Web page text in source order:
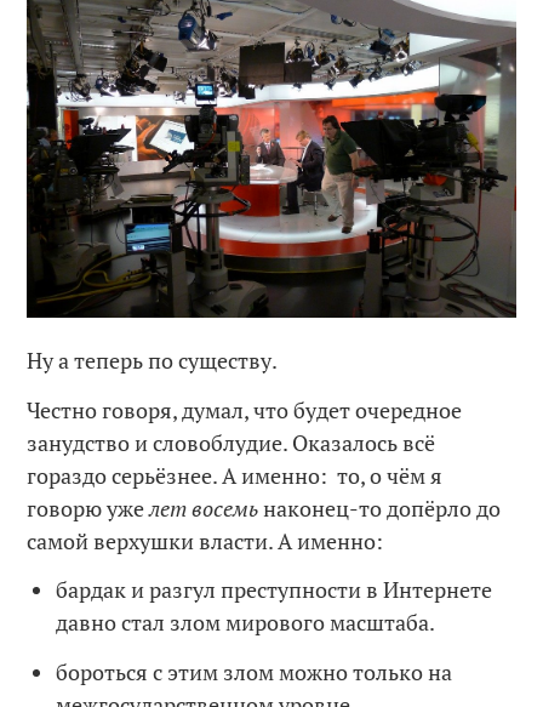
Ну а теперь по существу.
Честно говоря, думал, что будет очередное
занудство и словоблудие. Оказалось всё
гораздо серьёзнее. А именно: то, о чём я
говорю ужелет восемьнаконец-то допёрло до
самой верхушки власти. А именно:
бардак и разгул преступности в Интернете
давно стал злом мирового масштаба.
бороться с этим злом можно только на